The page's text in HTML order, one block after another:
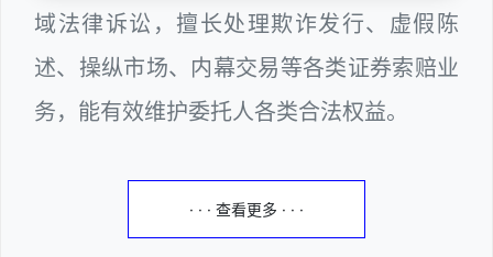
域法律诉讼，擅长处理欺诈发行、虚假陈
述、操纵市场、内幕交易等各类证券索赔业
务，能有效维护委托人各类合法权益。
· · · 查看更多 · · ·